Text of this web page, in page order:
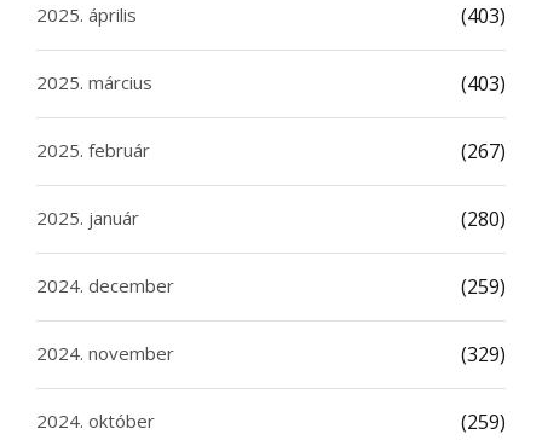
2025. április (403)
2025. március (403)
2025. február (267)
2025. január (280)
2024. december (259)
2024. november (329)
2024. október (259)